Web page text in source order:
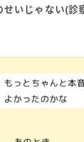
いじゃない(診